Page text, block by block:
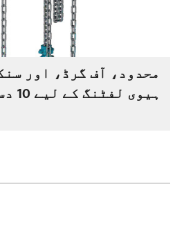
محدود، آف گرڈ، اور